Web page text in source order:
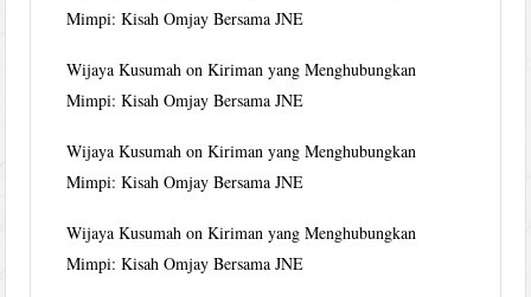
Mimpi: Kisah Omjay Bersama JNE
Wijaya Kusumah onKiriman yang Menghubungkan
Mimpi: Kisah Omjay Bersama JNE
Wijaya Kusumah onKiriman yang Menghubungkan
Mimpi: Kisah Omjay Bersama JNE
Wijaya Kusumah onKiriman yang Menghubungkan
Mimpi: Kisah Omjay Bersama JNE